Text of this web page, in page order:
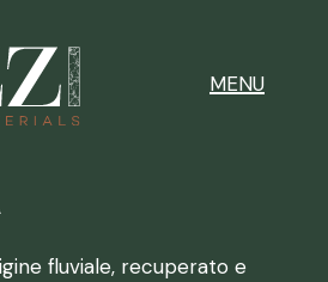
MENU
fluviale, recuperato e